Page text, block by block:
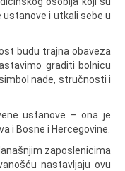
ustanove i utkali sebe u
budu trajna obaveza
graditi bolnicu
nade, stručnosti i
ustanove – ona je
i Bosne i Hercegovine.
zaposlenicima
nastavljaju ovu